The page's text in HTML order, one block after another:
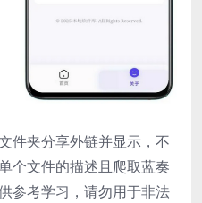
件夹分享外链并显示，不
个文件的描述且爬取蓝奏
参考学习，请勿用于非法